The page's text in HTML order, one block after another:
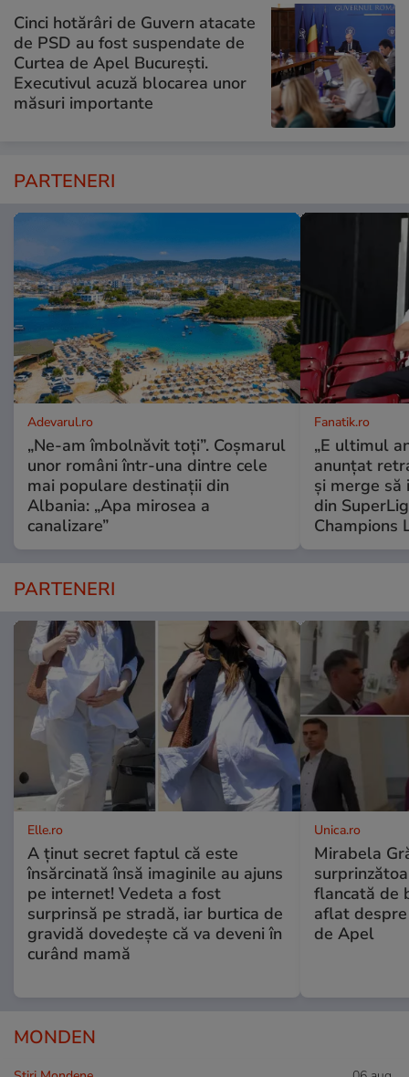
Cinci hotărâri de Guvern atacate
de PSD au fost suspendate de
Curtea de Apel București.
Executivul acuză blocarea unor
măsuri importante
PARTENERI
Adevarul.ro
„Ne-am îmbolnăvit toți”. Coșmarul
unor români într-una dintre cele
mai populare destinații din
Albania: „Apa mirosea a
canalizare”
Fanatik.ro
„E ultimul
anunțat
și merge să
din
Champions
PARTENERI
Elle.ro
A ținut secret faptul că este
însărcinată însă imaginile au ajuns
pe internet! Vedeta a fost
surprinsă pe stradă, iar burtica de
gravidă dovedește că va deveni în
curând mamă
Unica.ro
Mirabela
flancată de
aflat
de Apel
MONDEN